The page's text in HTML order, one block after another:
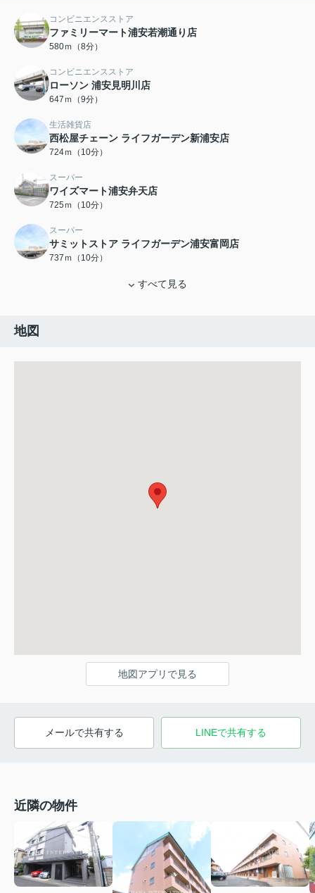
コンビニエンスストア
ファミリーマート浦安若潮通り店
580ｍ（8分）
コンビニエンスストア
ローソン 浦安見明川店
647ｍ（9分）
生活雑貨店
西松屋チェーン ライフガーデン新浦安店
724ｍ（10分）
スーパー
ワイズマート浦安弁天店
725ｍ（10分）
スーパー
サミットストア ライフガーデン浦安富岡店
737ｍ（10分）
すべて見る
地図
地図アプリで見る
メールで共有する LINEで共有する
近隣の物件